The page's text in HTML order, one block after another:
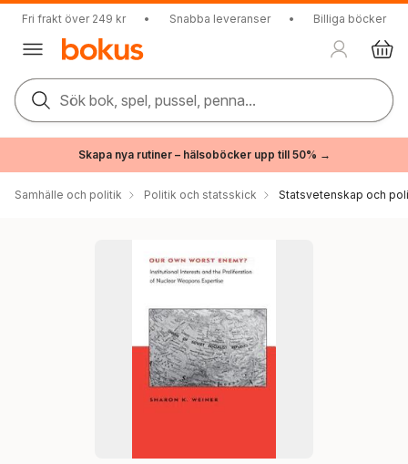
Fri frakt över 249 kr • Snabba leveranser • Billiga böcker
Sök bok, spel, pussel, penna...
Skapa nya rutiner – hälsoböcker upp till 50% →
Samhälle och politik Politik och statsskick Statsvetenskap och